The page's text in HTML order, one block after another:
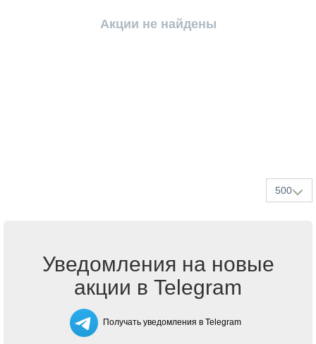
Акции не найдены
500
Уведомления на новые
акции в Telegram
Получать уведомления в Telegram